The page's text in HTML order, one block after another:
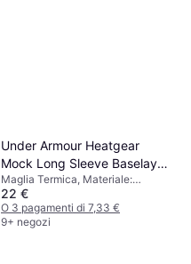
Under Armour Heatgear
Mock Long Sleeve Baselayer
Men - White/Black
Maglia Termica, Materiale:
Poliestere,
Elastane/Lycra/Spandex, Elastico,
Compressione
22 €
O 3 pagamenti di 7,33 €
9+ negozi